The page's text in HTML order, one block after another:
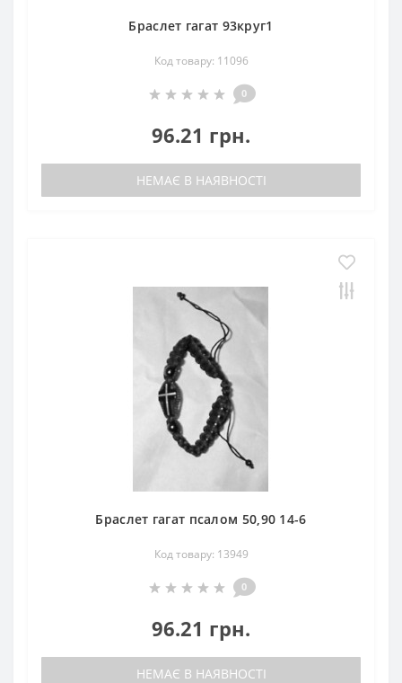
Браслет гагат 93круг1
Код товару: 11096
0
96.21 грн.
НЕМАЄ В НАЯВНОСТІ
Браслет гагат псалом 50,90 14-6
Код товару: 13949
0
96.21 грн.
НЕМАЄ В НАЯВНОСТІ